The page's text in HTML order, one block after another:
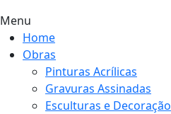
Menu
Home
Obras
Pinturas Acrílicas
Gravuras Assinadas
Esculturas e Decoração